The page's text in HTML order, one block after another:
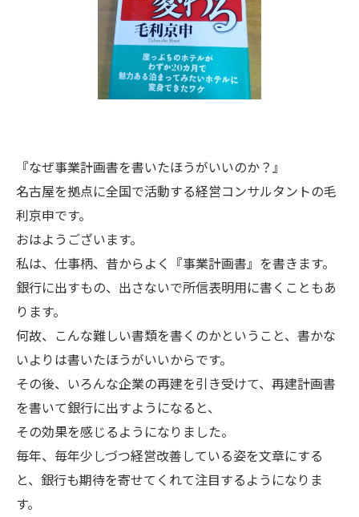
『なぜ事業計画書を書いたほうがいいのか？』
名古屋を拠点に全国で活動する経営コンサルタントの毛
利京申です。
おはようございます。
私は、仕事柄、昔からよく『事業計画書』を書きます。
銀行に出すもの、出さないで所信表明用に書くこともあ
ります。
何故、こんな難しい書類を書くのかということ、書かな
いよりは書いたほうがいいからです。
その後、いろんな企業の再建を引き受けて、再建計画書
を書いて銀行に出すようになると、
その効果を感じるようになりました。
毎年、毎年少しづつ経営改善している姿を文章にする
と、銀行も期待を寄せてくれて注目するようになりま
す。